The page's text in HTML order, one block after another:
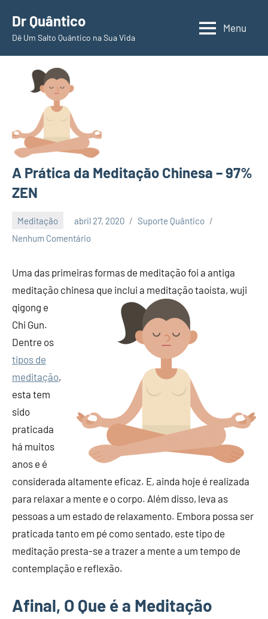
para
conteúdo
Dr Quântico
Dê Um Salto Quântico na Sua Vida
Menu
A Prática da Meditação Chinesa – 97%
ZEN
Meditação abril 27, 2020
Suporte Quântico
Nenhum Comentário
Uma das primeiras formas de meditação foi a antiga
meditação chinesa que inclui a meditação taoísta, wuji
qigong e
Chi Gun.
Dentre os
tipos de
meditação,
esta tem
sido
praticada
há muitos
anos e é
considerada altamente eficaz. E, ainda hoje é realizada
para relaxar a mente e o corpo. Além disso, leva as
pessoas a um estado de relaxamento. Embora possa ser
praticada tanto em pé como sentado, este tipo de
meditação presta-se a trazer a mente a um tempo de
contemplação e reflexão.
Afinal, O Que é a Meditação